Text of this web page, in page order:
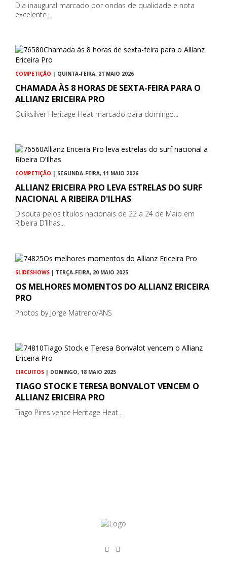
Dia inaugural marcado por ondas de qualidade e nota
excelente...
COMPETIÇÃO | QUINTA-FEIRA, 21 MAIO 2026
CHAMADA ÀS 8 HORAS DE SEXTA-FEIRA PARA O
ALLIANZ ERICEIRA PRO
Quiksilver Heritage Heat marcado para domingo...
COMPETIÇÃO | SEGUNDA-FEIRA, 11 MAIO 2026
ALLIANZ ERICEIRA PRO LEVA ESTRELAS DO SURF
NACIONAL A RIBEIRA D'ILHAS
Disputa pelos títulos nacionais de 22 a 24 de Maio em
Ribeira D’Ilhas...
SLIDESHOWS | TERÇA-FEIRA, 20 MAIO 2025
OS MELHORES MOMENTOS DO ALLIANZ ERICEIRA
PRO
Photos by Jorge Matreno/ANS
CIRCUITOS | DOMINGO, 18 MAIO 2025
TIAGO STOCK E TERESA BONVALOT VENCEM O
ALLIANZ ERICEIRA PRO
Tiago Pires vence Heritage Heat...